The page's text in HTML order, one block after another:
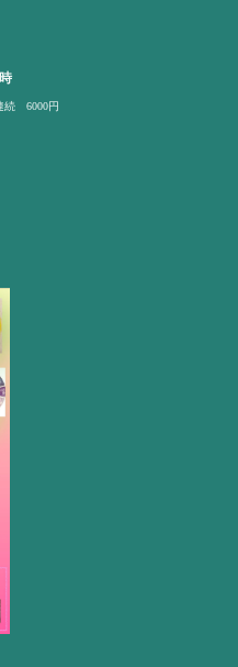
続 6000円